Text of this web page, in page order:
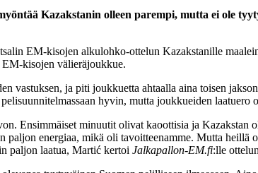
Kazakstanin olleen parempi, mutta ei ole
EM-kisojen alkulohko-ottelun Kazakstanille
kisojen välieräjoukkue.
vastuksen, ja piti joukkuetta ahtaalla aina toisen
hyvin, mutta joukkueiden laatuero
Ensimmäiset minuutit olivat kaoottisia ja Kazakstan
paljon energiaa, mikä oli tavoitteenamme. Mutta
paljon laatua, Martić kertoi Jalkapallon-EM.fi:lle